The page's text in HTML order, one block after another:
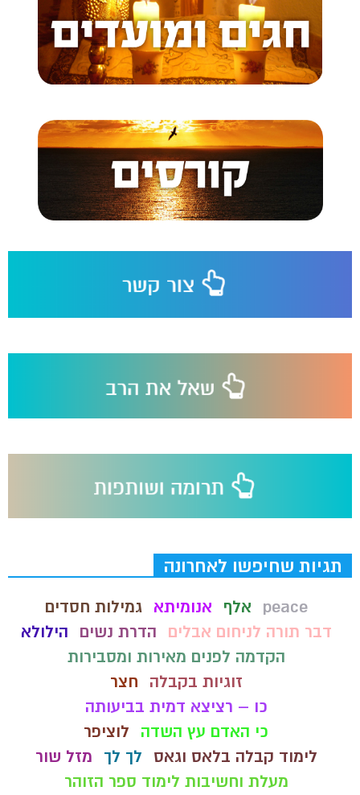
תגיות שחיפשו לאחרונה
peace אלף אנומיתא
גמילות חסדים
דבר תורה לניחום אבלים
הדרת נשים
הילולא
הקדמה לפנים מאירות ומסבירות
זוגיות בקבלה
חצר
כו – רציצא דמית בביעותה
כי האדם עץ השדה
לוציפר
לימוד קבלה בלאס וגאס
לך לך
מזל שור
מעלת וחשיבות לימוד ספר הזוהר